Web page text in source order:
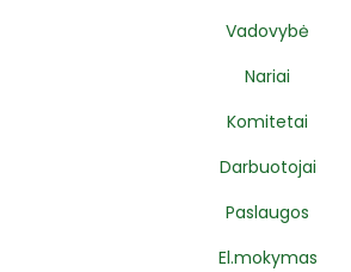
Vadovybė
Nariai
Komitetai
Darbuotojai
Paslaugos
El.mokymas